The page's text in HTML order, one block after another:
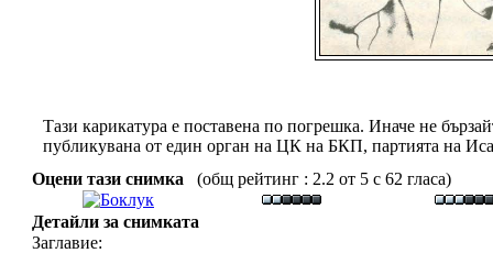
Тази карикатура е поставена по погрешка. Иначе не
публикувана от един орган на ЦК на БКП, партията на
Оцени тази снимка
(общ рейтинг : 2.2 от 5 с 62 гласа)
Детайли за снимката
Заглавие: